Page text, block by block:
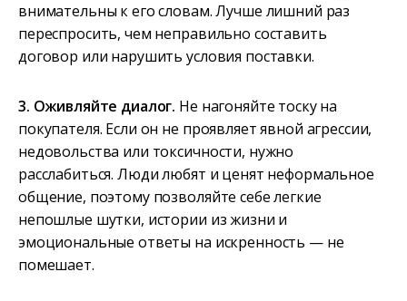
внимательны к его словам. Лучше лишний раз
переспросить, чем неправильно составить
договор или нарушить условия поставки.
3. Оживляйте диалог. Не нагоняйте тоску на
покупателя. Если он не проявляет явной агрессии,
недовольства или токсичности, нужно
расслабиться. Люди любят и ценят неформальное
общение, поэтому позволяйте себе легкие
непошлые шутки, истории из жизни и
эмоциональные ответы на искренность — не
помешает.